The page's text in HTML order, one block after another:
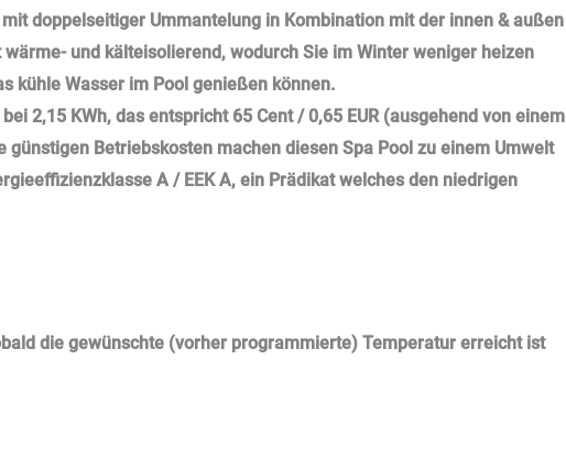
doppelseitiger Ummantelung in Kombination mit der innen & außen
und kälteisolierend, wodurch Sie im Winter weniger heizen
kühle Wasser im Pool genießen können.
2,15 KWh, das entspricht 65 Cent / 0,65 EUR (ausgehend von einem
günstigen Betriebskosten machen diesen Spa Pool zu einem Umwelt
A / EEK A, ein Prädikat welches den niedrigen
die gewünschte (vorher programmierte) Temperatur erreicht ist